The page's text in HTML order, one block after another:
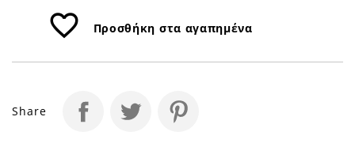
favorite_border Προσθήκη στα αγαπημένα
Share